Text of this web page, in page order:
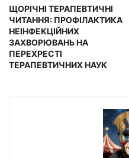
ЩОРІЧНІ ТЕРАПЕВТИЧНІ
ЧИТАННЯ: ПРОФІЛАКТИКА
НЕІНФЕКЦІЙНИХ
ЗАХВОРЮВАНЬ НА
ПЕРЕХРЕСТІ
ТЕРАПЕВТИЧНИХ НАУК